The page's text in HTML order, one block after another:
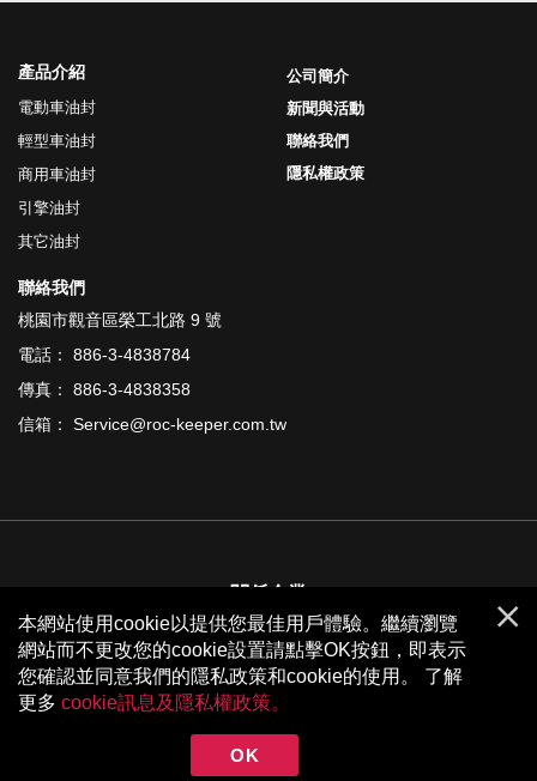
本網站使用cookie以提供您最佳用戶體驗。繼續瀏覽
網站而不更改您的cookie設置請點擊OK按鈕，即表示
您確認並同意我們的隱私政策和cookie的使用。 了解
更多 cookie訊息及隱私權政策。
OK
產品介紹
電動車油封
輕型車油封
商用車油封
引擎油封
其它油封
公司簡介
新聞與活動
聯絡我們
隱私權政策
聯絡我們
桃園市觀音區榮工北路 9 號
電話： 886-3-4838784
傳真： 886-3-4838358
信箱： Service@roc-keeper.com.tw
關係企業
Copyright © ROC-KEEPER INDUSTRIAL LTD.